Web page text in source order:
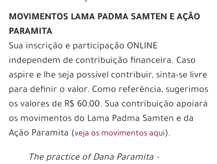
MOVIMENTOS LAMA PADMA SAMTEN E AÇÃO
PARAMITA
Sua inscrição e participação ONLINE
independem de contribuição financeira. Caso
aspire e lhe seja possível contribuir, sinta-se livre
para definir o valor. Como referência, sugerimos
os valores de R$ 60,00. Sua contribuição apoiará
os movimentos do Lama Padma Samten e da
Ação Paramita (veja os movimentos aqui).
The practice of Dana Paramita -